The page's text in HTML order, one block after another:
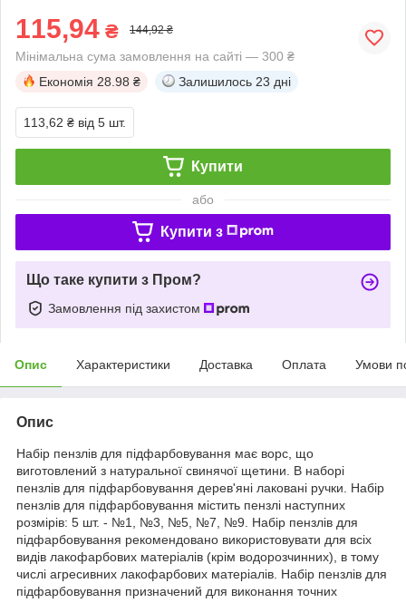
115,94 ₴ 144,92 ₴
Мінімальна сума замовлення на сайті — 300 ₴
Економія 28.98 ₴ Залишилось 23 дні
113,62 ₴ від 5 шт.
Купити
або
Купити з
Що таке купити з Пром?
Замовлення під захистом
Опис Характеристики Доставка Оплата Умови
Опис
Набір пензлів для підфарбовування має ворс, що
виготовлений з натуральної свинячої щетини. В наборі
пензлів для підфарбовування дерев'яні лаковані ручки. Набір
пензлів для підфарбовування містить пензлі наступних
розмірів: 5 шт. - №1, №3, №5, №7, №9. Набір пензлів для
підфарбовування рекомендовано використовувати для всіх
видів лакофарбових матеріалів (крім водорозчинних), в тому
числі агресивних лакофарбових матеріалів. Набір пензлів для
підфарбовування призначений для виконання точних